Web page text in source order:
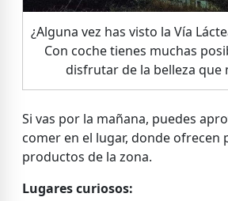
¿Alguna vez has visto la Vía
Con coche tienes muchas
disfrutar de la belleza que
Si vas por la mañana, puedes
comer en el lugar, donde ofrecen
productos de la zona.
Lugares curiosos: